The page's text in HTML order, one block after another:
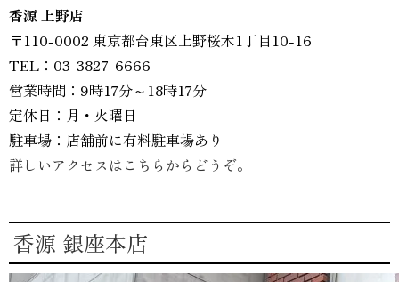
香源 上野店
〒110-0002 東京都台東区上野桜木1丁目10-16
TEL：03-3827-6666
営業時間：9時17分～18時17分
定休日：月・火曜日
駐車場：店舗前に有料駐車場あり
詳しいアクセスはこちらからどうぞ。
香源 銀座本店